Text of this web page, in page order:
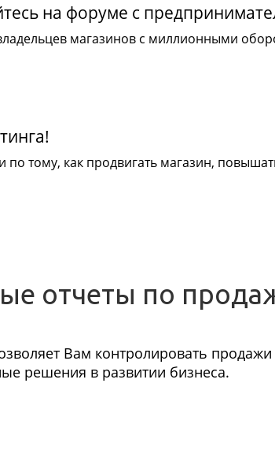
на форуме с
магазинов с миллионными
по тому, как продвигать магазин,
отчеты по
Вам контролировать продажи
решения в развитии бизнеса.